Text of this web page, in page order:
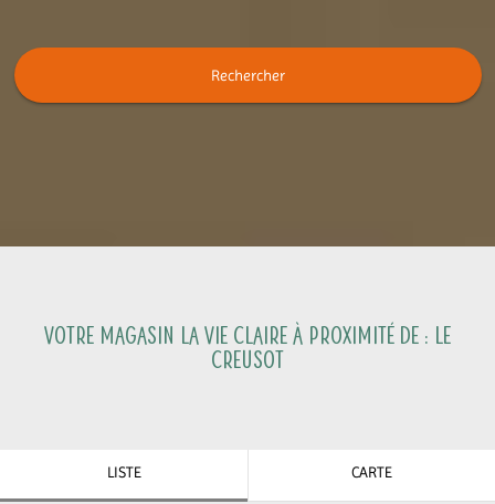
Rechercher
Votre magasin La Vie Claire à proximité de : Le
Creusot
LISTE CARTE